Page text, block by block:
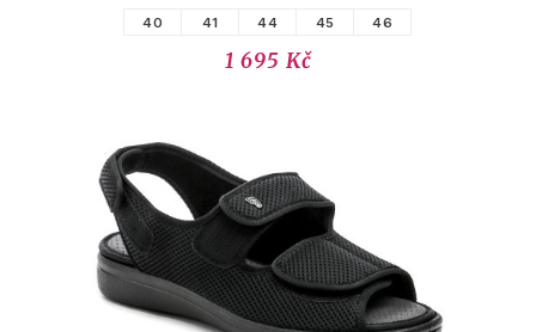
40 41 44 45 46
1 695 Kč